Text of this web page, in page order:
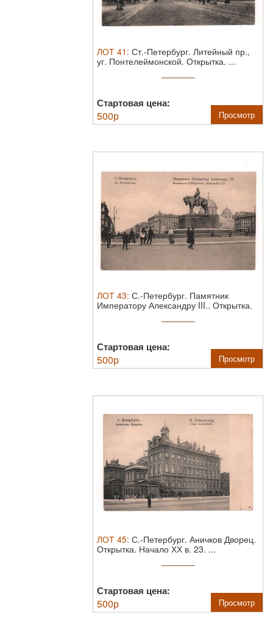
ЛОТ 41 : Ст.-Петербург. Литейный пр.,
уг. Понтелеймонской. Открытка. ...
Стартовая цена:
500р Просмотр
ЛОТ 43: С.-Петербург. Памятник
Императору Александру III.. Открытка.
Стартовая цена:
500р Просмотр
ЛОТ 45: С.-Петербург. Аничков Дворец.
Открытка. Начало ХХ в. 23. ...
Стартовая цена:
500р Просмотр